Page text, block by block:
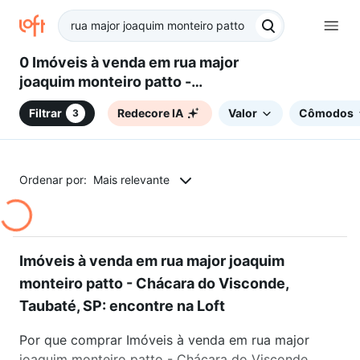
0 Imóveis à venda em rua major
joaquim monteiro patto -
Chácara do Visconde, Taubaté,
SPFiltrar 3 Redecore IA Valor Cômodos
Ordenar por: Mais relevante
Imóveis à venda em rua major joaquim
monteiro patto - Chácara do Visconde,
Taubaté, SP: encontre na Loft
Por que comprar Imóveis à venda em rua major